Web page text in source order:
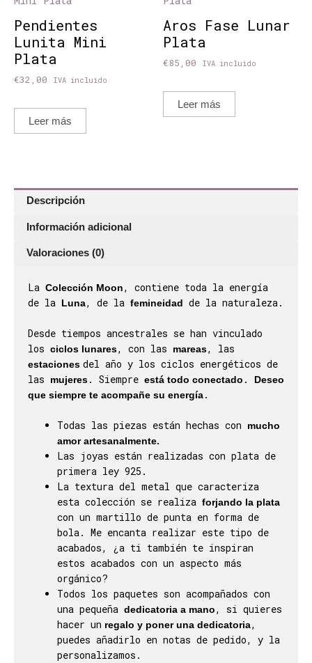
Descripción
Información adicional
Valoraciones (0)
La Colección Moon, contiene toda la energía
de la
Luna, de la femineidad de la naturaleza.
Desde tiempos ancestrales se han vinculado
los ciclos lunares, con las mareas, las
estaciones del año y los ciclos energéticos de
las
mujeres. Siempre está todo conectado .
Deseo
que siempre te acompañe su energía.
Todas las piezas están hechas con
mucho
amor artesanalmente.
Las joyas están realizadas con plata de
primera ley 925.
La textura del metal que caracteriza
esta colección se realiza forjando la plata
con un martillo de punta en forma de
bola. Me encanta realizar este tipo de
acabados, ¿a ti también te inspiran
estos acabados con un aspecto más
orgánico?
Todos los paquetes son acompañados con
una pequeña dedicatoria a mano, si quieres
hacer un regalo y poner una dedicatoria,
puedes añadirlo en notas de pedido, y la
personalizamos.
Pendientes
Lunita Mini
Plata
€32,00 IVA incluido
Leer más
Aros Fase Lunar
Plata
€85,00 IVA incluido
Leer más